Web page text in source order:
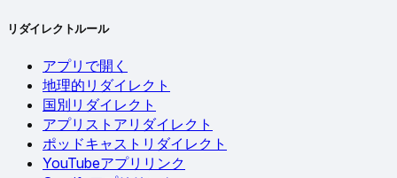
リダイレクトルール
アプリで開く
地理的リダイレクト
国別リダイレクト
アプリストアリダイレクト
ポッドキャストリダイレクト
YouTubeアプリリンク